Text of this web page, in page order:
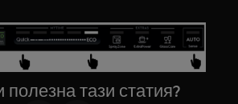
тази статия?